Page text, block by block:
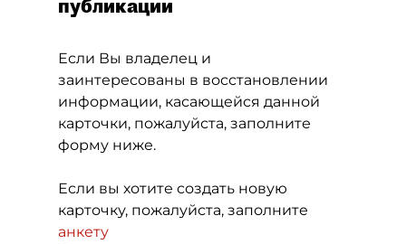
публикации
Если Вы владелец и
заинтересованы в восстановлении
информации, касающейся данной
карточки, пожалуйста, заполните
форму ниже.
Если вы хотите создать новую
карточку, пожалуйста, заполните
анкету